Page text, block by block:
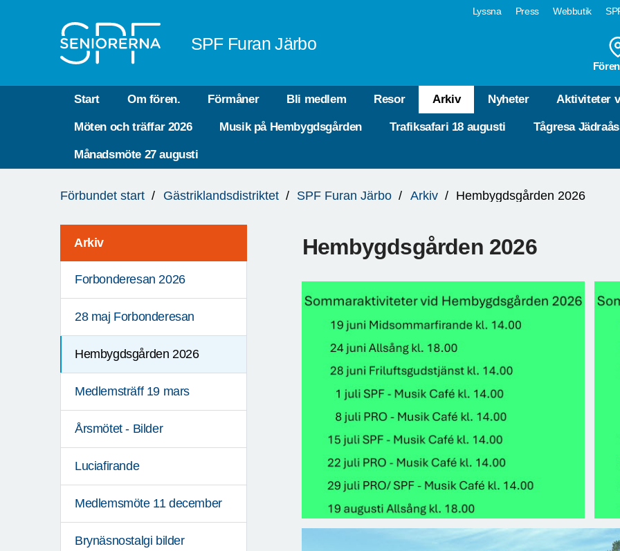
Lyssna Press Webbutik
SPF Furan Järbo
Start Om fören. Förmåner Bli medlem Resor Arkiv Nyheter Aktiviteter
Möten och träffar 2026 Musik på Hembygdsgården Trafiksafari 18 augusti Tågresa
Månadsmöte 27 augusti
är
Förbundet start Gästriklandsdistriktet SPF Furan Järbo Arkiv Hembygdsgården 2026
Arkiv
Forbonderesan 2026
28 maj Forbonderesan
Hembygdsgården 2026
Medlemsträff 19 mars
Årsmötet - Bilder
Luciafirande
Medlemsmöte 11 december
Brynäsnostalgi bilder
Hembygdsgården 2026